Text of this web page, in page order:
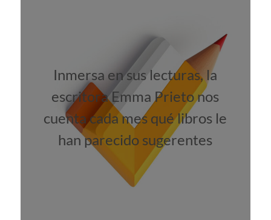
Inmersa en sus lecturas, la
escritora Emma Prieto nos
cuenta cada mes qué libros le
han parecido sugerentes